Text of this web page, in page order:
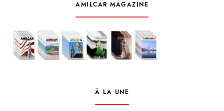
AMILCAR MAGAZINE
À LA UNE